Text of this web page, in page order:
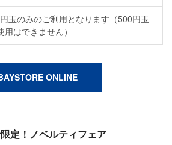
玉のみのご利用となります（500円玉
用はできません）
ONLINE
定！ノベルティフェア